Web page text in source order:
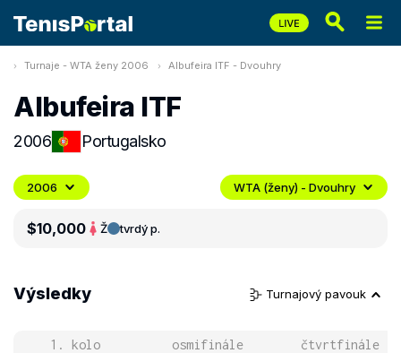
Turnaje - WTA ženy 2006 Albufeira ITF - Dvouhry
Albufeira ITF
2006 Portugalsko
2006 WTA (ženy) - Dvouhry
$10,000 Ž tvrdý p.
Výsledky Turnajový pavouk
1. kolo osmifinále čtvrtfinále